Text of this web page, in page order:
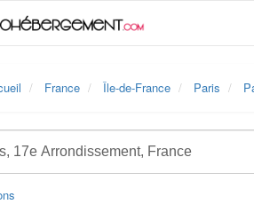
France Île-de-France Paris